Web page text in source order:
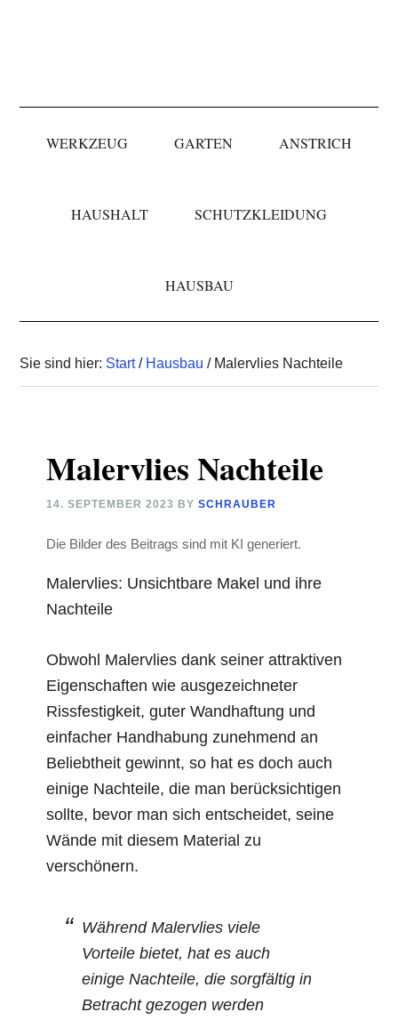
WERKZEUG GARTEN ANSTRICH
HAUSHALT SCHUTZKLEIDUNG
HAUSBAU
Sie sind hier: Start/ Hausbau / Malervlies Nachteile
Malervlies Nachteile
14. SEPTEMBER 2023 BYSCHRAUBER
Die Bilder des Beitrags sind mit KI generiert.
Malervlies: Unsichtbare Makel und ihre
Nachteile
Obwohl Malervlies dank seiner attraktiven
Eigenschaften wie ausgezeichneter
Rissfestigkeit, guter Wandhaftung und
einfacher Handhabung zunehmend an
Beliebtheit gewinnt, so hat es doch auch
einige Nachteile, die man berücksichtigen
sollte, bevor man sich entscheidet, seine
Wände mit diesem Material zu
verschönern.
Während Malervlies viele
Vorteile bietet, hat es auch
einige Nachteile, die sorgfältig in
Betracht gezogen werden